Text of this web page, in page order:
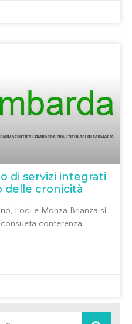
di servizi integrati
delle cronicità
Lodi e Monza Brianza si
conferenza